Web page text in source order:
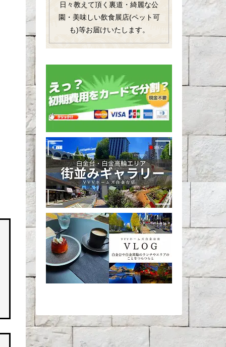
日々教えて頂く裏道・綺麗な公
園・美味しい飲食展店(ペット可
も)等お届けいたします。